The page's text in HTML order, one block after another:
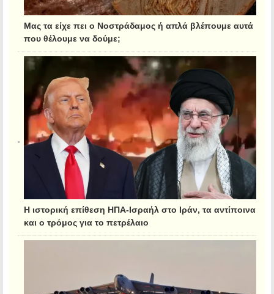
Μας τα είχε πει ο Νοστράδαμος ή απλά βλέπουμε αυτά
που θέλουμε να δούμε;
Η ιστορική επίθεση ΗΠΑ-Ισραήλ στο Ιράν, τα αντίποινα
και ο τρόμος για το πετρέλαιο